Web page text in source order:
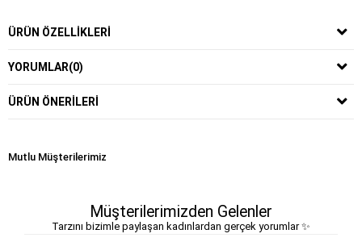
ÜRÜN ÖZELLIKLERI
YORUMLAR(0)
ÜRÜN ÖNERILERI
Mutlu Müşterilerimiz
Müşterilerimizden Gelenler
Tarzını bizimle paylaşan kadınlardan gerçek yorumlar ✨